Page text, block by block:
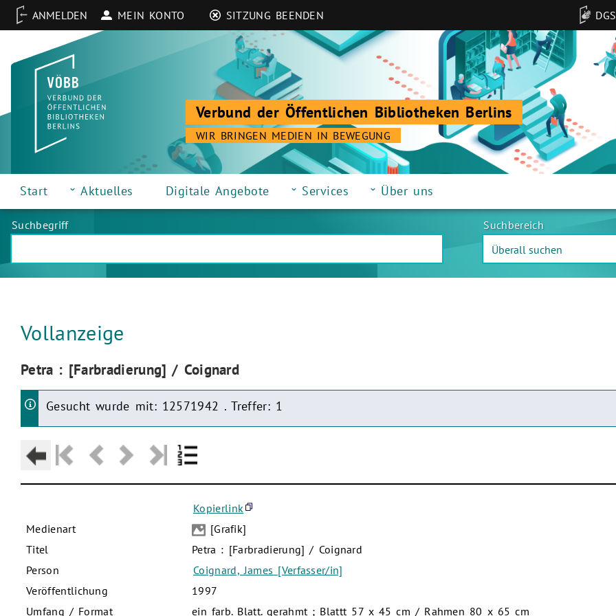
MEIN KONTO SITZUNG BEENDEN DGS
Verbund der Öffentlichen Bibliotheken Berlins
WIR BRINGEN MEDIEN IN BEWEGUNG
Start Aktuelles Digitale Angebote Services Über uns
Suchbegriff Suchbereich
Aktuelle Seite:
Vollanzeige
Aktuelle Seite:
Petra : [Farbradierung] / Coignard
Gesucht wurde mit: 12571942 . Treffer: 1
Kopierlink
Medienart
[Grafik]
Titel
Petra : [Farbradierung] / Coignard
Person
Coignard, James [Verfasser/in]
Veröffentlichung
1997
Umfang / Format
ein farb. Blatt. gerahmt ; Blattt 57 x 45 cm / Rahmen 80 x 65 cm